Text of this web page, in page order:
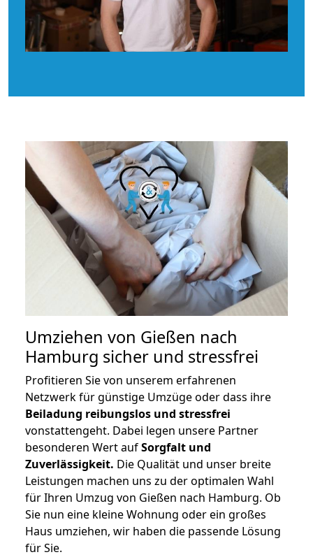
Umziehen von Gießen nach
Hamburg sicher und stressfrei
Profitieren Sie von unserem erfahrenen
Netzwerk für günstige Umzüge oder dass ihre
Beiladung reibungslos und stressfrei
vonstattengeht. Dabei legen unsere Partner
besonderen Wert aufSorgfalt und
Zuverlässigkeit. Die Qualität und unser breite
Leistungen machen uns zu der optimalen Wahl
für Ihren Umzug von Gießen nach Hamburg. Ob
Sie nun eine kleine Wohnung oder ein großes
Haus umziehen, wir haben die passende Lösung
für Sie.